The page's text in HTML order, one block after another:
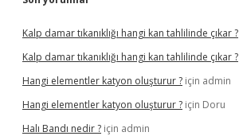
Kalp damar tıkanıklığı hangi kan tahlilinde çıkar ?
Kalp damar tıkanıklığı hangi kan tahlilinde çıkar ?
Hangi elementler katyon oluşturur ? için admin
Hangi elementler katyon oluşturur ? için Doru
Halı Bandı nedir ? için admin